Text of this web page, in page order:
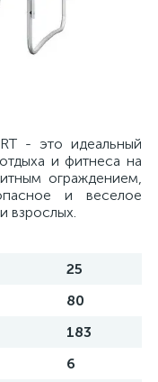
- это идеальный
и фитнеса на
ограждением,
и веселое
взрослых.
25
80
183
6